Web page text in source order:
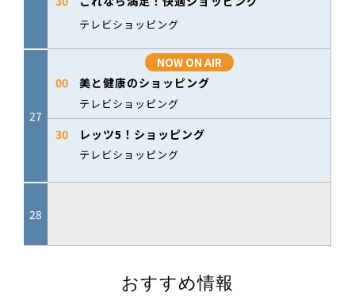
おすすめ情報